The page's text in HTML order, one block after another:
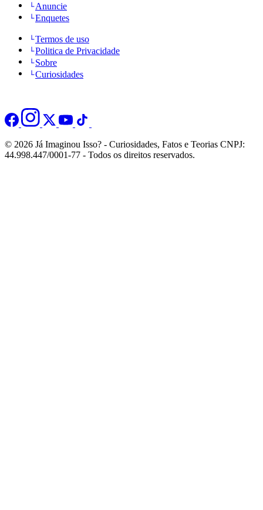
Anuncie
Enquetes
Termos de uso
Politica de Privacidade
Sobre
Curiosidades
© 2026 Já Imaginou Isso? - Curiosidades, Fatos e Teorias CNPJ:
44.998.447/0001-77 - Todos os direitos reservados.